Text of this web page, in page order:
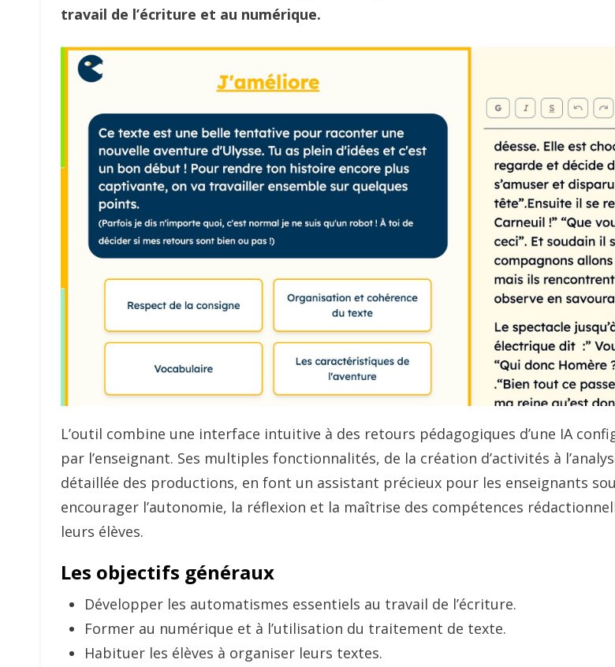
travail de l’écriture et au numérique.
L’outil combine une interface intuitive à des retours pédagogiques d’une IA
par l’enseignant. Ses multiples fonctionnalités, de la création d’activités à
détaillée des productions, en font un assistant précieux pour les enseignants
encourager l’autonomie, la réflexion et la maîtrise des compétences
leurs élèves.
Les objectifs généraux
Développer les automatismes essentiels au travail de l’écriture.
Former au numérique et à l’utilisation du traitement de texte.
Habituer les élèves à organiser leurs textes.